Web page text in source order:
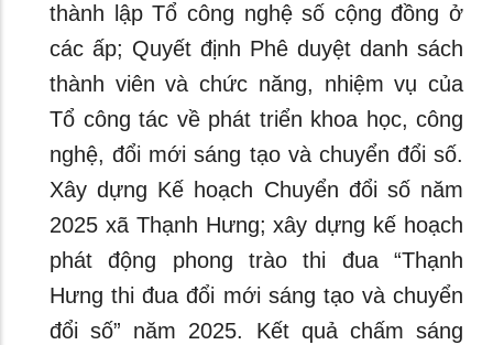
thành lập Tổ công nghệ số cộng đồng ở
các ấp; Quyết định Phê duyệt danh sách
thành viên và chức năng, nhiệm vụ của
Tổ công tác về phát triển khoa học, công
nghệ, đổi mới sáng tạo và chuyển đổi số.
Xây dựng Kế hoạch Chuyển đổi số năm
2025 xã Thạnh Hưng; xây dựng kế hoạch
phát động phong trào thi đua “Thạnh
Hưng thi đua đổi mới sáng tạo và chuyển
đổi số” năm 2025. Kết quả chấm sáng